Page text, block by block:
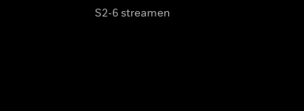
S2-6 streamen